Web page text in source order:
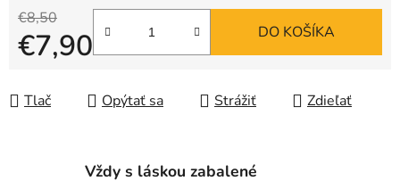
€8,50
€7,90 DO KOŠÍKA
Tlač Opýtať sa Strážiť Zdieľať
Vždy s láskou zabalené